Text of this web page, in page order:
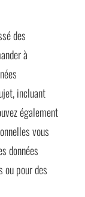
des
à
incluant
également
vous
données
pour des